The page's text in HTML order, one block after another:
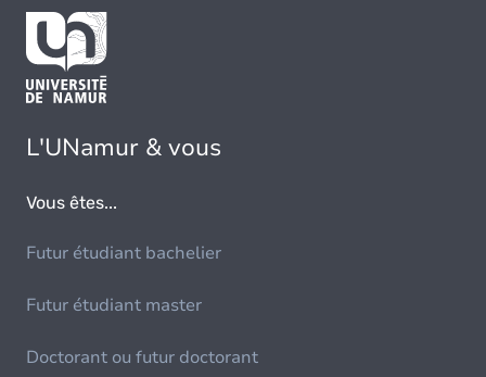
L'UNamur & vous
Vous êtes...
Futur étudiant bachelier
Futur étudiant master
Doctorant ou futur doctorant